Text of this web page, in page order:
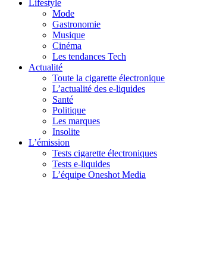
Lifestyle
Mode
Gastronomie
Musique
Cinéma
Les tendances Tech
Actualité
Toute la cigarette électronique
L’actualité des e-liquides
Santé
Politique
Les marques
Insolite
L’émission
Tests cigarette électroniques
Tests e-liquides
L’équipe Oneshot Media